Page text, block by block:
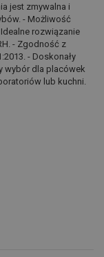
jest zmywalna i
- Możliwość
rozwiązanie
- Zgodność z
- Doskonały
wybór dla placówek
lub kuchni.